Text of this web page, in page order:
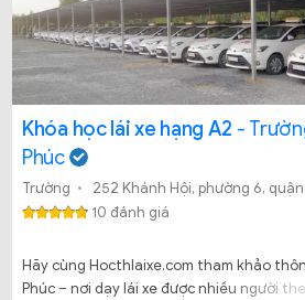
Khóa học lái xe hạng A2 -
Phúc
Trường 252 Khánh Hội, phường 6, quận
10 đánh giá
Hãy cùng Hocthlaixe.com tham khảo
Phúc – nơi dạy lái xe được nhiều người